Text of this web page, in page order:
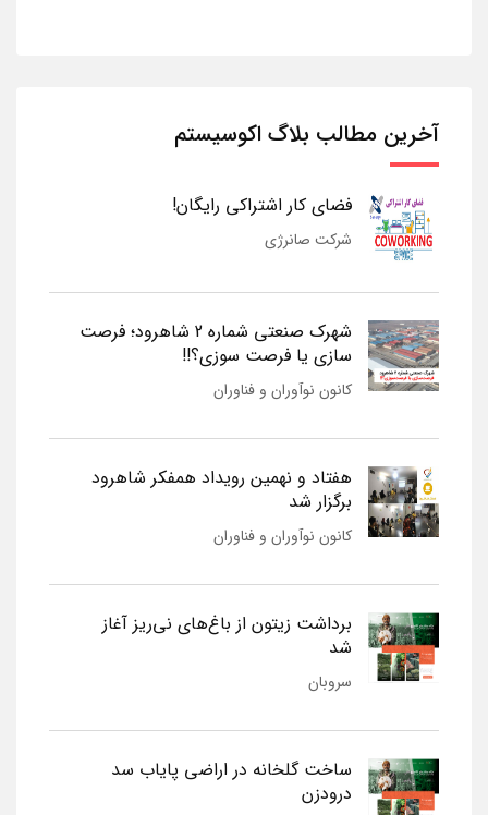
آخرین مطالب بلاگ اکوسیستم
فضای کار اشتراکی رایگان!
شرکت صانرژی
شهرک صنعتی شماره 2 شاهرود؛ فرصت
سازی یا فرصت سوزی؟!!
کانون نوآوران و فناوران
هفتاد و نهمین رویداد همفکر شاهرود
برگزار شد
کانون نوآوران و فناوران
برداشت زیتون از باغ‌های نی‌ریز آغاز
شد
سروبان
ساخت گلخانه در اراضی پایاب سد
درودزن